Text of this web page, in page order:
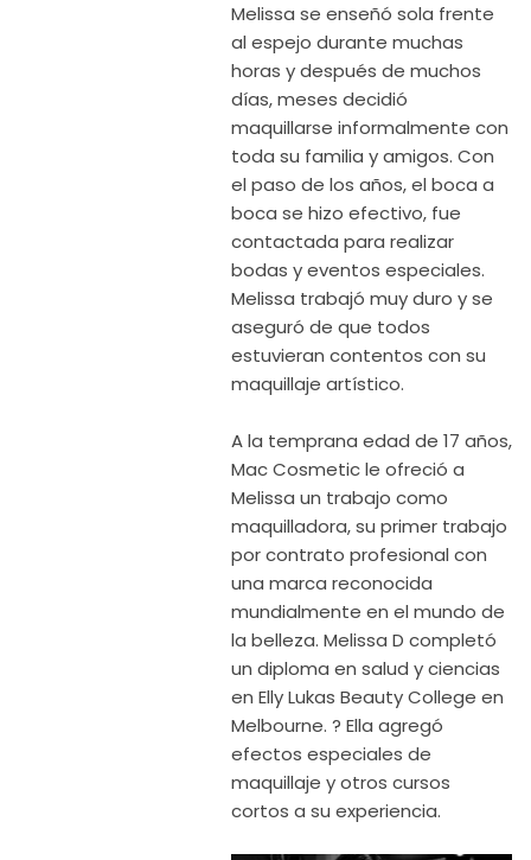
Melissa se enseñó sola frente
al espejo durante muchas
horas y después de muchos
días, meses decidió
maquillarse informalmente con
toda su familia y amigos. Con
el paso de los años, el boca a
boca se hizo efectivo, fue
contactada para realizar
bodas y eventos especiales.
Melissa trabajó muy duro y se
aseguró de que todos
estuvieran contentos con su
maquillaje artístico.
A la temprana edad de 17 años,
Mac Cosmetic le ofreció a
Melissa un trabajo como
maquilladora, su primer trabajo
por contrato profesional con
una marca reconocida
mundialmente en el mundo de
la belleza. Melissa D completó
un diploma en salud y ciencias
en Elly Lukas Beauty College en
Melbourne. ? Ella agregó
efectos especiales de
maquillaje y otros cursos
cortos a su experiencia.